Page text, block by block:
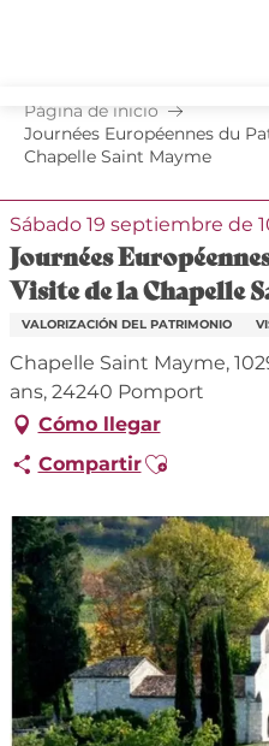
principal
Página de inicio
Journées Européennes du
Chapelle Saint Mayme
Sábado 19 septiembre de
Journées
Visite de la Chapelle
VALORIZACIÓN DEL PATRIMONIO
Chapelle Saint Mayme,
ans, 24240 Pomport
Cómo llegar
CompartirAjouter aux